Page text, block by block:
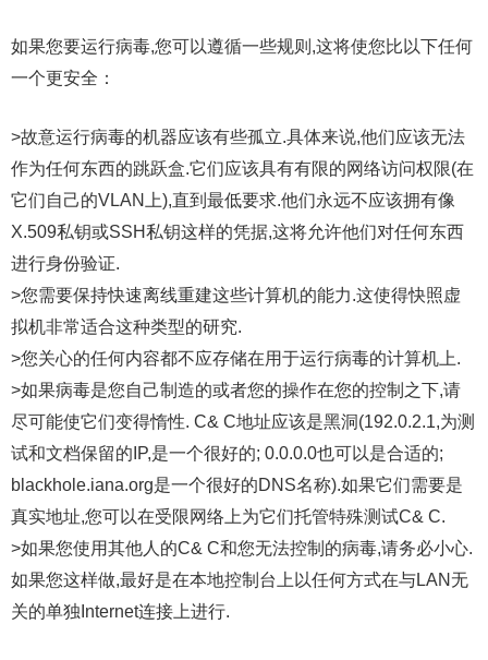
如果您要运行病毒,您可以遵循一些规则,这将使您比以下任何
一个更安全：
>故意运行病毒的机器应该有些孤立.具体来说,他们应该无法
作为任何东西的跳跃盒.它们应该具有有限的网络访问权限(在
它们自己的VLAN上),直到最低要求.他们永远不应该拥有像
X.509私钥或SSH私钥这样的凭据,这将允许他们对任何东西
进行身份验证.
>您需要保持快速离线重建这些计算机的能力.这使得快照虚
拟机非常适合这种类型的研究.
>您关心的任何内容都不应存储在用于运行病毒的计算机上.
>如果病毒是您自己制造的或者您的操作在您的控制之下,请
尽可能使它们变得惰性. C& C地址应该是黑洞(192.0.2.1,为测
试和文档保留的IP,是一个很好的; 0.0.0.0也可以是合适的;
blackhole.iana.org是一个很好的DNS名称).如果它们需要是
真实地址,您可以在受限网络上为它们托管特殊测试C& C.
>如果您使用其他人的C& C和您无法控制的病毒,请务必小心.
如果您这样做,最好是在本地控制台上以任何方式在与LAN无
关的单独Internet连接上进行.